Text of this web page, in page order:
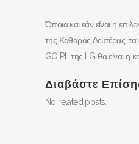
Όποια και εάν είναι η
της Καθαράς Δευτέρας,
GO PL της LG θα είναι η
Διαβάστε
No related posts.